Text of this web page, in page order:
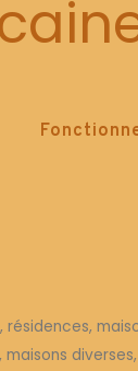
résidences,
maisons